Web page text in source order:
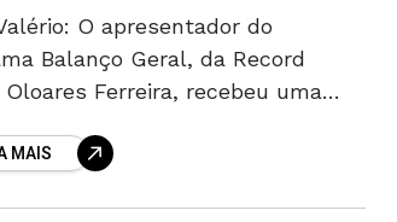
O apresentador do
Balanço Geral, da Record
Oloares Ferreira, recebeu uma
pela Polícia Civil, vai levar
MAIS